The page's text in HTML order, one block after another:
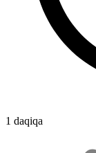
1 daqiqa